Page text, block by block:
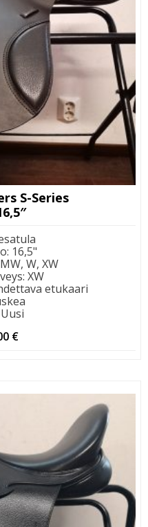
S-Series
: 16,5"
W, XW
: XW
etukaari
Uusi
€